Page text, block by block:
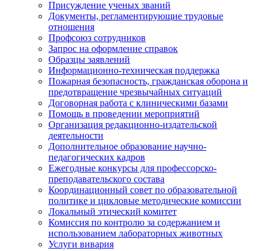
Присуждение ученых званий
Документы, регламентирующие трудовые
отношения
Профсоюз сотрудников
Запрос на оформление справок
Образцы заявлений
Информационно-техническая поддержка
Пожарная безопасность, гражданская оборона и
предотвращение чрезвычайных ситуаций
Договорная работа с клиническими базами
Помощь в проведении мероприятий
Организация редакционно-издательской
деятельности
Дополнительное образование научно-
педагогических кадров
Ежегодные конкурсы для профессорско-
преподавательского состава
Координационный совет по образовательной
политике и цикловые методические комиссии
Локальный этический комитет
Комиссия по контролю за содержанием и
использованием лабораторных животных
Услуги вивария